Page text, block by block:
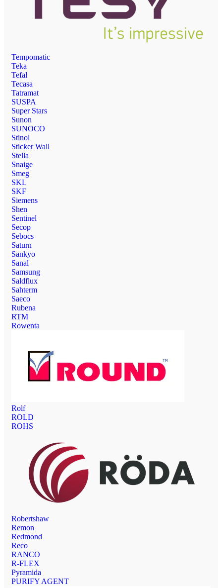
Tempomatic
Teka
Tefal
Tecasa
Tatramat
SUSPA
Super Stars
Sunon
SUNOCO
Stinol
Sticker Wall
Stella
Snaige
Smeg
SKL
SKF
Siemens
Shen
Sentinel
Secop
Sebocs
Saturn
Sankyo
Sanal
Samsung
Saldflux
Sahterm
Saeco
Rubena
RTM
Rowenta
Rolf
ROLD
ROHS
Robertshaw
Remon
Redmond
Reco
RANCO
R-FLEX
Pyramida
PURIFY AGENT